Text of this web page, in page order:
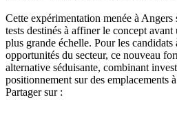
Cette expérimentation menée à Angers
tests destinés à affiner le concept
plus grande échelle. Pour les
opportunités du secteur, ce nouveau
alternative séduisante, combinant
positionnement sur des emplacements
Partager sur :